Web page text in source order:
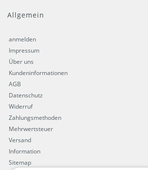
Allgemein
anmelden
Impressum
Über uns
Kundeninformationen
AGB
Datenschutz
Widerruf
Zahlungsmethoden
Mehrwertsteuer
Versand
Information
Sitemap